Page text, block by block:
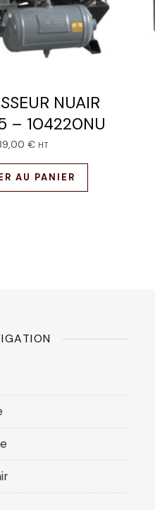
NUAIR
– 104220NU
€ HT
AU PANIER